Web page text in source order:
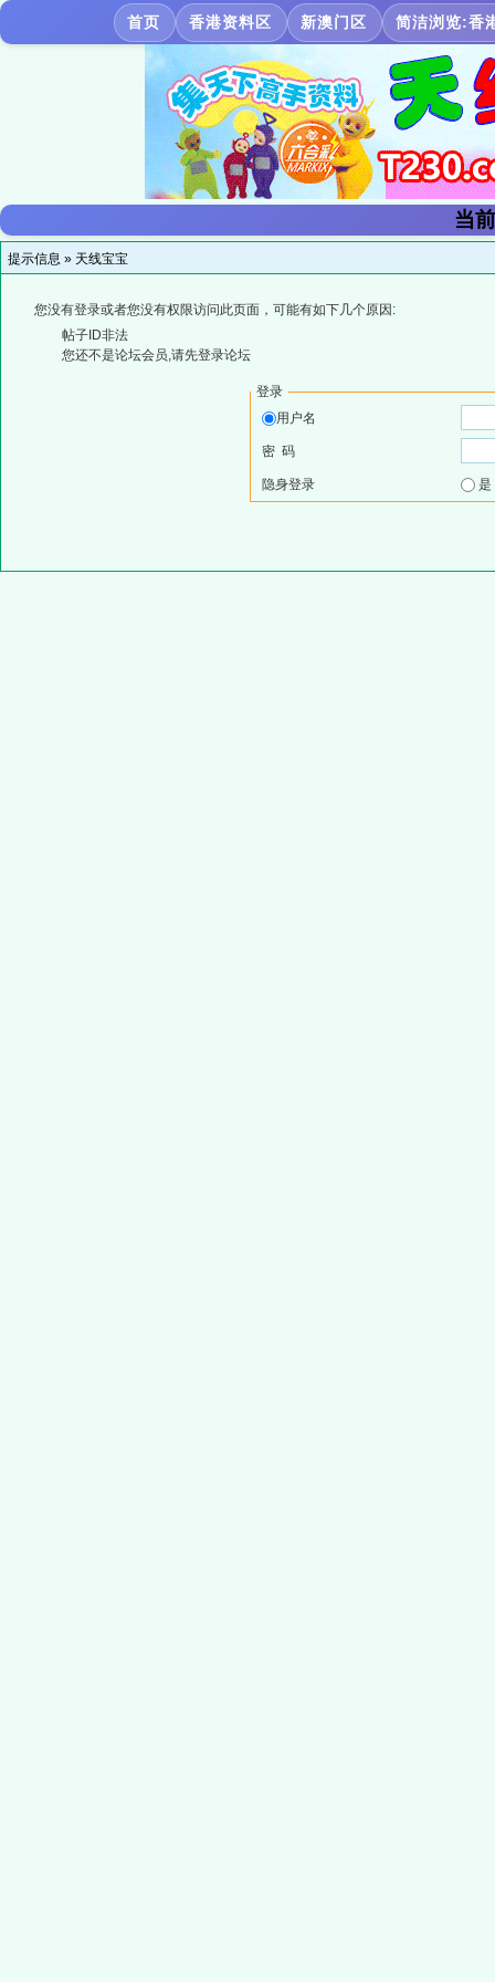
首页 香港资料区 新澳门区 简洁浏览:香
当
提示信息 » 天线宝宝
您没有登录或者您没有权限访问此页面，可能有如下几个原因:
帖子ID非法
您还不是论坛会员,请先登录论坛
登录
用户名
密 码
隐身登录